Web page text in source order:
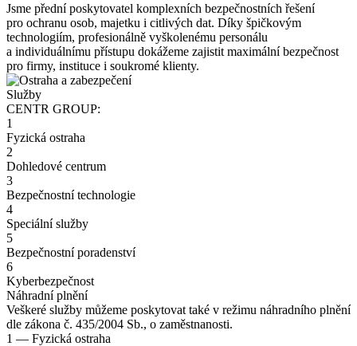
Jsme přední poskytovatel komplexních bezpečnostních řešení
pro ochranu osob, majetku i citlivých dat. Díky špičkovým
technologiím, profesionálně vyškolenému personálu
a individuálnímu přístupu dokážeme zajistit maximální bezpečnost
pro firmy, instituce i soukromé klienty.
Služby
CENTR GROUP:
1
Fyzická ostraha
2
Dohledové centrum
3
Bezpečnostní technologie
4
Speciální služby
5
Bezpečnostní poradenství
6
Kyberbezpečnost
Náhradní plnění
Veškeré služby můžeme poskytovat také v režimu náhradního plnění
dle zákona č. 435/2004 Sb., o zaměstnanosti.
1 — Fyzická ostraha